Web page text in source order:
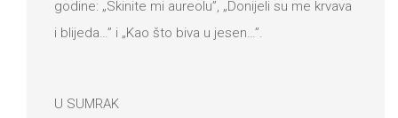
godine: „Skinite mi aureolu”, „Donijeli su me krvava
i blijeda…” i „Kao što biva u jesen…”.
U SUMRAK